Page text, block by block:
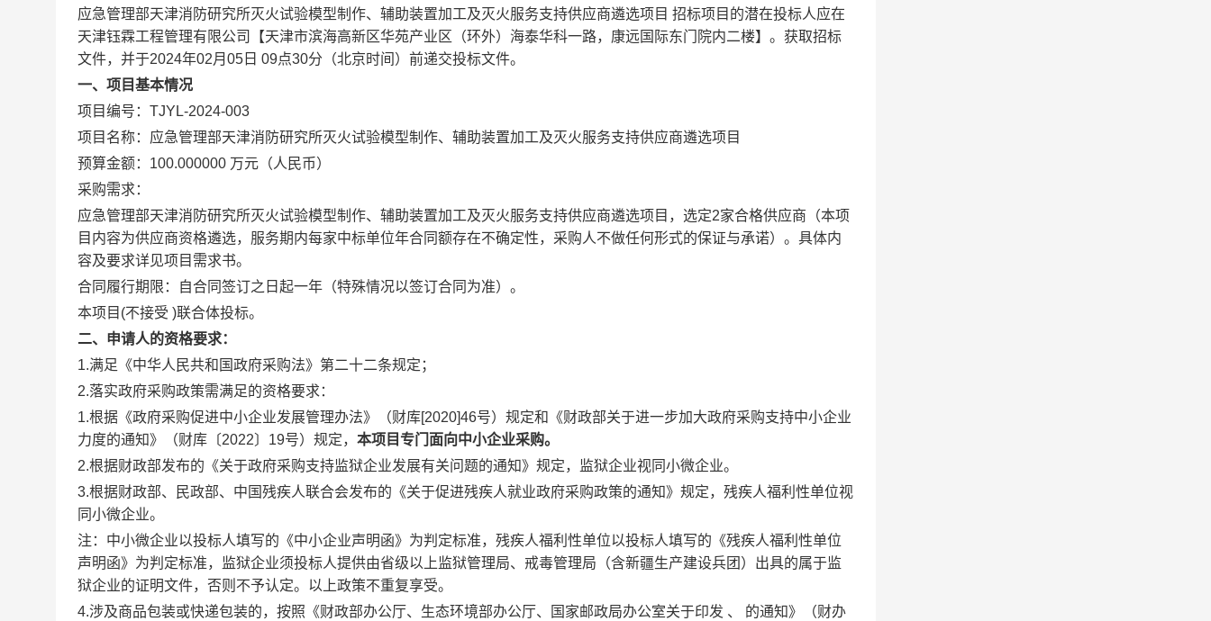
应急管理部天津消防研究所灭火试验模型制作、辅助装置加工及灭火服务支持供应商遴选项目 招标项目的潜在投标人应在
天津钰霖工程管理有限公司【天津市滨海高新区华苑产业区（环外）海泰华科一路，康远国际东门院内二楼】。获取招标
文件，并于2024年02月05日 09点30分（北京时间）前递交投标文件。
一、项目基本情况
项目编号：TJYL-2024-003
项目名称：应急管理部天津消防研究所灭火试验模型制作、辅助装置加工及灭火服务支持供应商遴选项目
预算金额：100.000000 万元（人民币）
采购需求：
应急管理部天津消防研究所灭火试验模型制作、辅助装置加工及灭火服务支持供应商遴选项目，选定2家合格供应商（本项
目内容为供应商资格遴选，服务期内每家中标单位年合同额存在不确定性，采购人不做任何形式的保证与承诺）。具体内
容及要求详见项目需求书。
合同履行期限：自合同签订之日起一年（特殊情况以签订合同为准）。
本项目(不接受 )联合体投标。
二、申请人的资格要求：
1.满足《中华人民共和国政府采购法》第二十二条规定；
2.落实政府采购政策需满足的资格要求：
1.根据《政府采购促进中小企业发展管理办法》（财库[2020]46号）规定和《财政部关于进一步加大政府采购支持中小企业
力度的通知》（财库〔2022〕19号）规定， 本项目专门面向中小企业采购。
2.根据财政部发布的《关于政府采购支持监狱企业发展有关问题的通知》规定，监狱企业视同小微企业。
3.根据财政部、民政部、中国残疾人联合会发布的《关于促进残疾人就业政府采购政策的通知》规定，残疾人福利性单位视
同小微企业。
注：中小微企业以投标人填写的《中小企业声明函》为判定标准，残疾人福利性单位以投标人填写的《残疾人福利性单位
声明函》为判定标准，监狱企业须投标人提供由省级以上监狱管理局、戒毒管理局（含新疆生产建设兵团）出具的属于监
狱企业的证明文件，否则不予认定。以上政策不重复享受。
4.涉及商品包装或快递包装的，按照《财政部办公厅、生态环境部办公厅、国家邮政局办公室关于印发 、 的通知》（财办